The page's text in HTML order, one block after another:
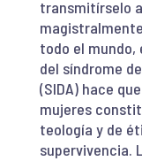
transmitírselo
todo el
del síndrome
(SIDA) hace
mujeres
teología y de
supervivencia.